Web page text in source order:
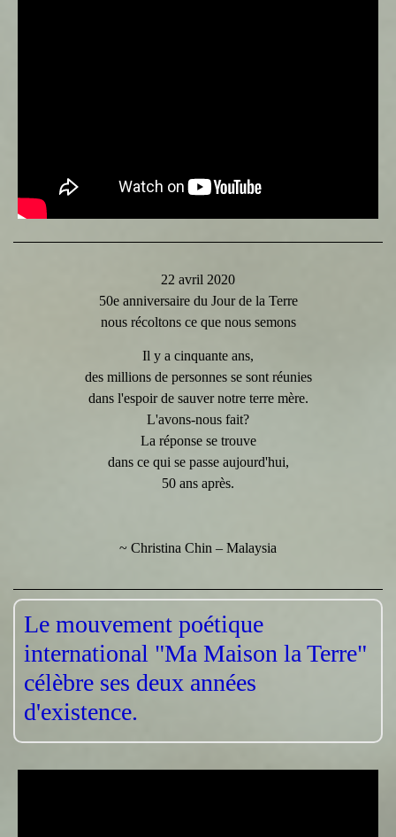
22 avril 2020
50e anniversaire du Jour de la Terre
nous récoltons ce que nous semons
Il y a cinquante ans,
des millions de personnes se sont réunies
dans l'espoir de sauver notre terre mère.
L'avons-nous fait?
La réponse se trouve
dans ce qui se passe aujourd'hui,
50 ans après.
~ Christina Chin – Malaysia
Le mouvement poétique
international "Ma Maison la Terre"
célèbre ses deux années
d'existence.